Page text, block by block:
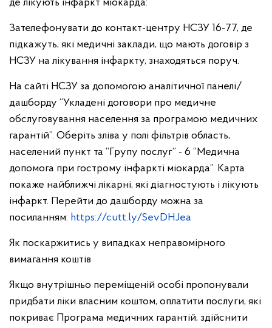
де лікують інфаркт міокарда:
Зателефонувати до контакт-центру НСЗУ 16-77, де
підкажуть, які медичні заклади, що мають договір з
НСЗУ на лікування інфаркту, знаходяться поруч.
На сайті НСЗУ за допомогою аналітичної панелі/
дашборду “Укладені договори про медичне
обслуговування населення за програмою медичних
гарантій”. Оберіть зліва у полі фільтрів область,
населений пункт та “Групу послуг” - 6 “Медична
допомога при гострому інфаркті міокарда”. Карта
покаже найближчі лікарні, які діагностують і лікують
інфаркт. Перейти до дашборду можна за
посиланням: https://cutt.ly/SevDHJea
Як поскаржитись у випадках неправомірного
вимагання коштів
Якщо внутрішньо переміщеній особі пропонували
придбати ліки власним коштом, оплатити послуги, які
покриває Програма медичних гарантій, здійснити